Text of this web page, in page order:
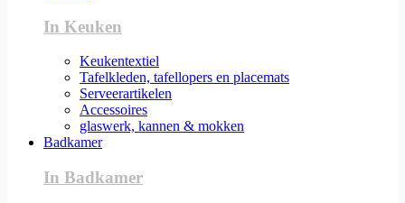
In Keuken
Keukentextiel
Tafelkleden, tafellopers en placemats
Serveerartikelen
Accessoires
glaswerk, kannen & mokken
Badkamer
In Badkamer